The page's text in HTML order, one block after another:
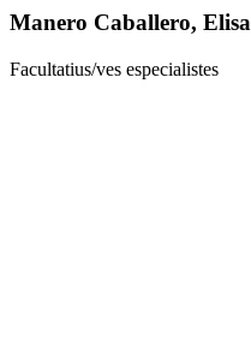
Manero Caballero,
Facultatius/ves especialistes